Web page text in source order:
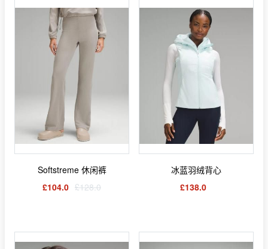
Softstreme 休闲裤
£104.0 £128.0
冰蓝羽绒背心
£138.0